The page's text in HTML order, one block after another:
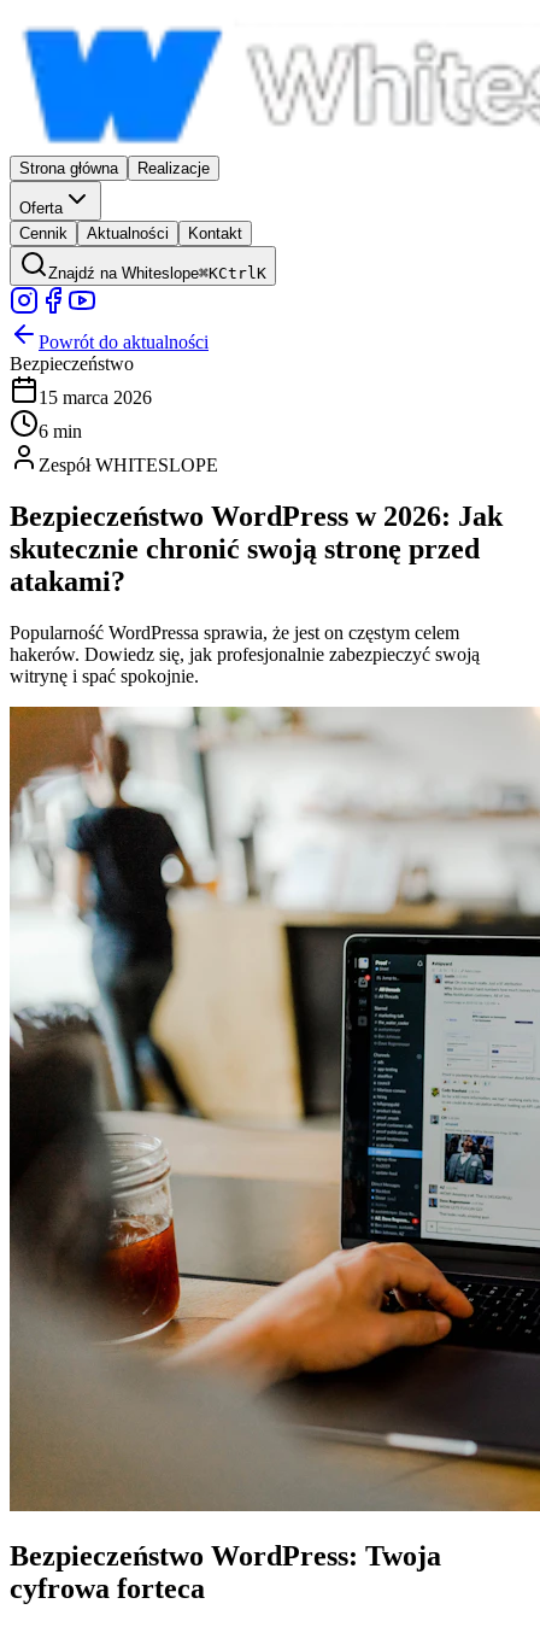
Strona główna Realizacje
Oferta
Cennik
Aktualności Kontakt
Znajdź na Whiteslope⌘KCtrlK
Powrót do aktualności
Bezpieczeństwo
15 marca 2026
6 min
Zespół WHITESLOPE
Bezpieczeństwo WordPress w 2026: Jak
skutecznie chronić swoją stronę przed
atakami?
Popularność WordPressa sprawia, że jest on częstym celem
hakerów. Dowiedz się, jak profesjonalnie zabezpieczyć swoją
witrynę i spać spokojnie.
Bezpieczeństwo WordPress: Twoja
cyfrowa forteca